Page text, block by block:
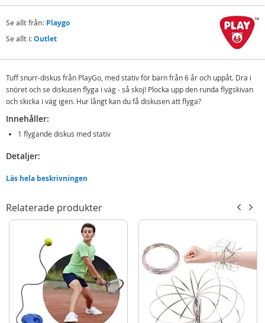
Se allt från: Playgo
Se allt i:Outlet
Tuff snurr-diskus från PlayGo, med stativ för barn från 6 år och uppåt. Dra i
snöret och se diskusen flyga i väg - så skoj! Plocka upp den runda flygskivan
och skicka i väg igen. Hur långt kan du få diskusen att flyga?
Innehåller:
1 flygande diskus med stativ
Detaljer:
Mer
information
Modell
Varumärke Playgo
Läs hela beskrivningen
Relaterade produkter